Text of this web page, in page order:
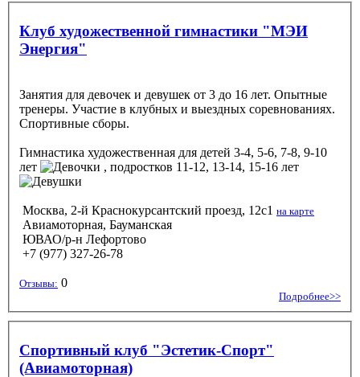
Клуб художественной гимнастики "МЭИ
Энергия"
Занятия для девочек и девушек от 3 до 16 лет. Опытные
тренеры. Участие в клубных и выездных соревнованиях.
Спортивные сборы.
Гимнастика художественная для детей 3-4, 5-6, 7-8, 9-10
лет
, подростков 11-12, 13-14, 15-16 лет
Москва, 2-й Краснокурсантский проезд, 12с1 на карте
Авиамоторная, Бауманская
ЮВАО/р-н Лефортово
+7 (977) 327-26-78
Отзывы: 0
Подробнее>>
Спортивный клуб "Эстетик-Спорт"
(Авиамоторная)